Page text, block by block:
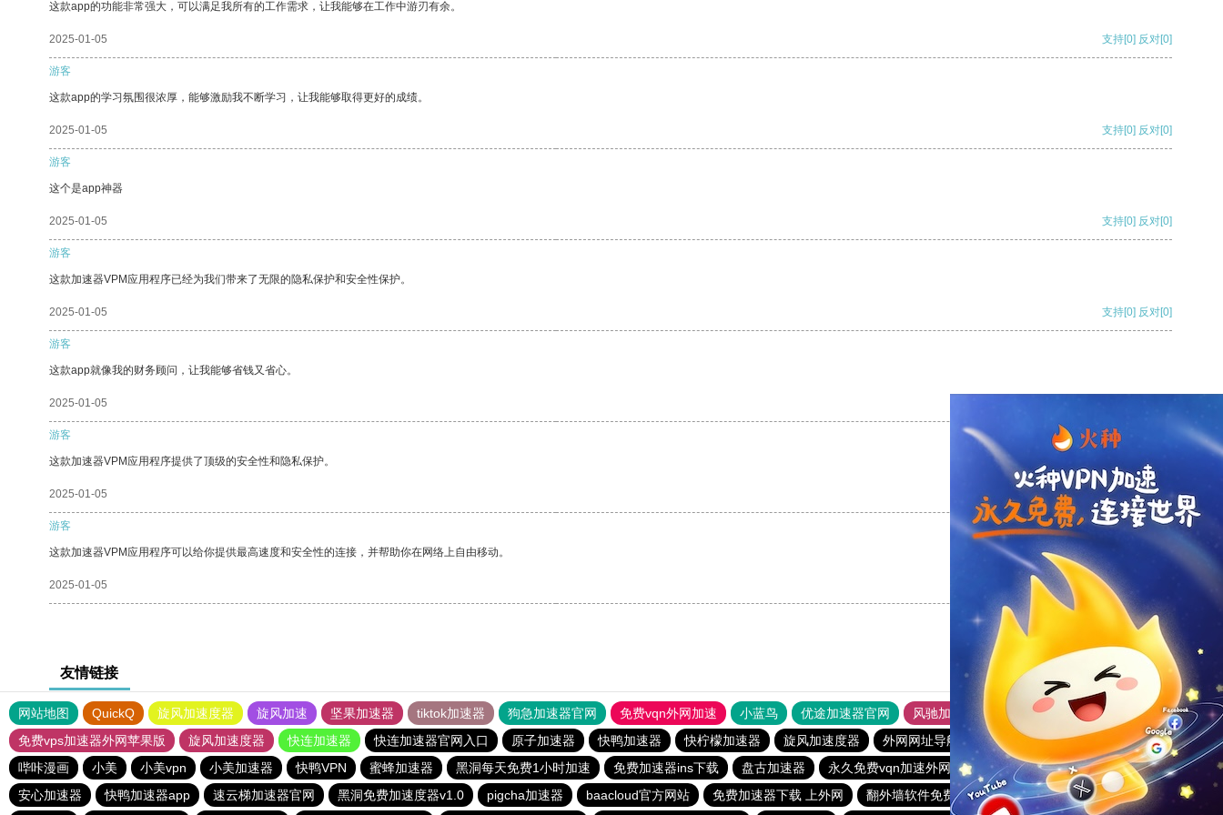
这款app的功能非常强大，可以满足我所有的工作需求，让我能够在工作中游刃有余。
2025-01-05 支持[0] 反对[0]
游客
这款app的学习氛围很浓厚，能够激励我不断学习，让我能够取得更好的成绩。
2025-01-05 支持[0] 反对[0]
游客
这个是app神器
2025-01-05 支持[0] 反对[0]
游客
这款加速器VPM应用程序已经为我们带来了无限的隐私保护和安全性保护。
2025-01-05 支持[0] 反对[0]
游客
这款app就像我的财务顾问，让我能够省钱又省心。
2025-01-05
游客
这款加速器VPM应用程序提供了顶级的安全性和隐私保护。
2025-01-05 支持 [0] 反对 [0]
游客
这款加速器VPM应用程序可以给你提供最高速度和安全性的连接，并帮助你在网络上自由移动。
2025-01-05 支持
友情链接
网站地图 QuickQ 旋风加速度器 旋风加速 坚果加速器 tiktok加速器 狗急加速器官网 免费vqn外网加速 小蓝鸟 优途加速器官网 风驰加速器
旋风加速器
免费vps加速器外网苹果版
旋风加速度器 快连加速器 快连加速器官网入口 原子加速器 快鸭加速器 快柠檬加速器 旋风加速度器 外网网址导航 软件中心 雷霆加速
狂飙加速器
哔咔漫画
小美 小美vpn 小美加速器 快鸭VPN 蜜蜂加速器 黑洞每天免费1小时加速 免费加速器ins下载 盘古加速器 永久免费vqn加速外网 aurora加速器
免费的梯子加速器推荐
安心加速器
快鸭加速器app 速云梯加速器官网 黑洞免费加速度器v1.0 pigcha加速器 baacloud官方网站 免费加速器下载 上外网 翻外墙软件免费 steam加速器
免费加速ins的软件